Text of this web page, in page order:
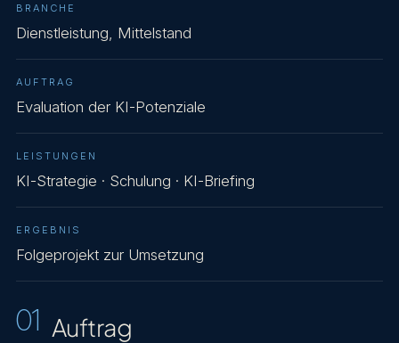
BRANCHE
Dienstleistung, Mittelstand
AUFTRAG
Evaluation der KI-Potenziale
LEISTUNGEN
KI-Strategie · Schulung · KI-Briefing
ERGEBNIS
Folgeprojekt zur Umsetzung
01 Auftrag